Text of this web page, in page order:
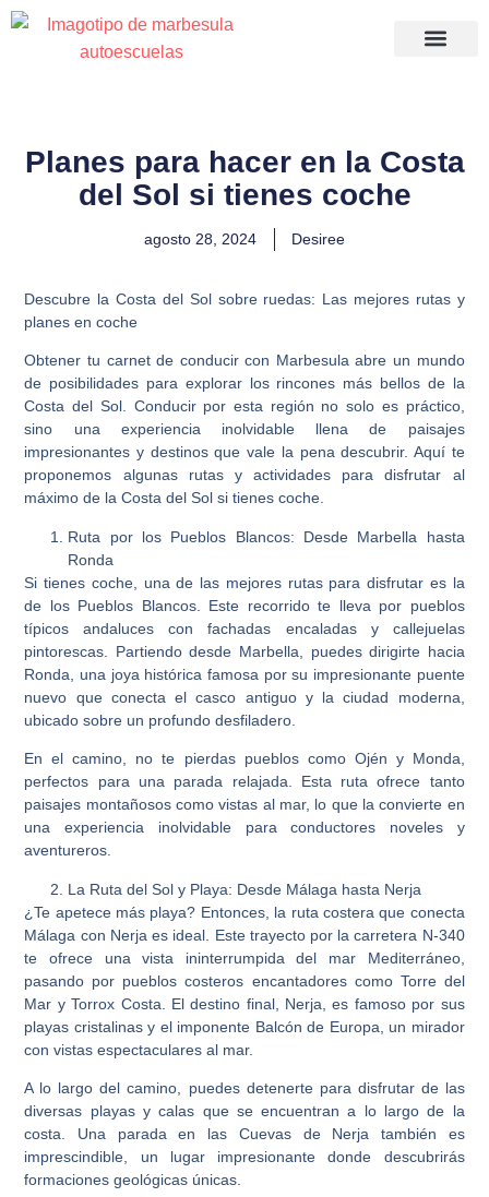
Planes para hacer en la Costa
del Sol si tienes coche
agosto 28, 2024 Desiree
Descubre la Costa del Sol sobre ruedas: Las mejores rutas y
planes en coche
Obtener tu carnet de conducir con Marbesula abre un mundo
de posibilidades para explorar los rincones más bellos de la
Costa del Sol. Conducir por esta región no solo es práctico,
sino una experiencia inolvidable llena de paisajes
impresionantes y destinos que vale la pena descubrir. Aquí te
proponemos algunas rutas y actividades para disfrutar al
máximo de la Costa del Sol si tienes coche.
Ruta por los Pueblos Blancos: Desde Marbella hasta
Ronda
Si tienes coche, una de las mejores rutas para disfrutar es la
de los Pueblos Blancos. Este recorrido te lleva por pueblos
típicos andaluces con fachadas encaladas y callejuelas
pintorescas. Partiendo desde Marbella, puedes dirigirte hacia
Ronda , una joya histórica famosa por su impresionante puente
nuevo que conecta el casco antiguo y la ciudad moderna,
ubicado sobre un profundo desfiladero.
En el camino, no te pierdas pueblos como Ojén y Monda
perfectos para una parada relajada. Esta ruta ofrece tanto
paisajes montañosos como vistas al mar, lo que la convierte en
una experiencia inolvidable para conductores noveles y
aventureros.
La Ruta del Sol y Playa: Desde Málaga hasta Nerja
¿Te apetece más playa? Entonces, la ruta costera que conecta
Málaga con Nerja es ideal. Este trayecto por la carretera N-340
te ofrece una vista ininterrumpida del mar Mediterráneo,
pasando por pueblos costeros encantadores como Torre del
Mar yTorrox Costa . El destino final, Nerja, es famoso por sus
playas cristalinas y el imponente Balcón de Europa , un mirador
con vistas espectaculares al mar.
A lo largo del camino, puedes detenerte para disfrutar de las
diversas playas y calas que se encuentran a lo largo de la
costa. Una parada en las Cuevas de Nerja también es
imprescindible, un lugar impresionante donde descubrirás
formaciones geológicas únicas.